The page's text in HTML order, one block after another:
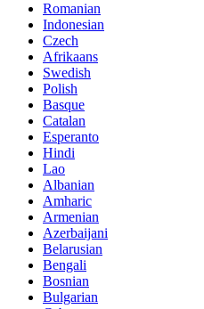
Romanian
Indonesian
Czech
Afrikaans
Swedish
Polish
Basque
Catalan
Esperanto
Hindi
Lao
Albanian
Amharic
Armenian
Azerbaijani
Belarusian
Bengali
Bosnian
Bulgarian